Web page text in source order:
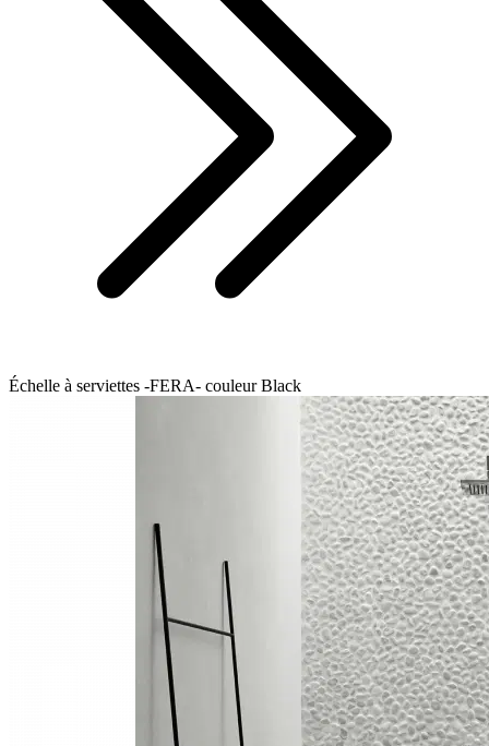
Échelle à serviettes -FERA- couleur Black